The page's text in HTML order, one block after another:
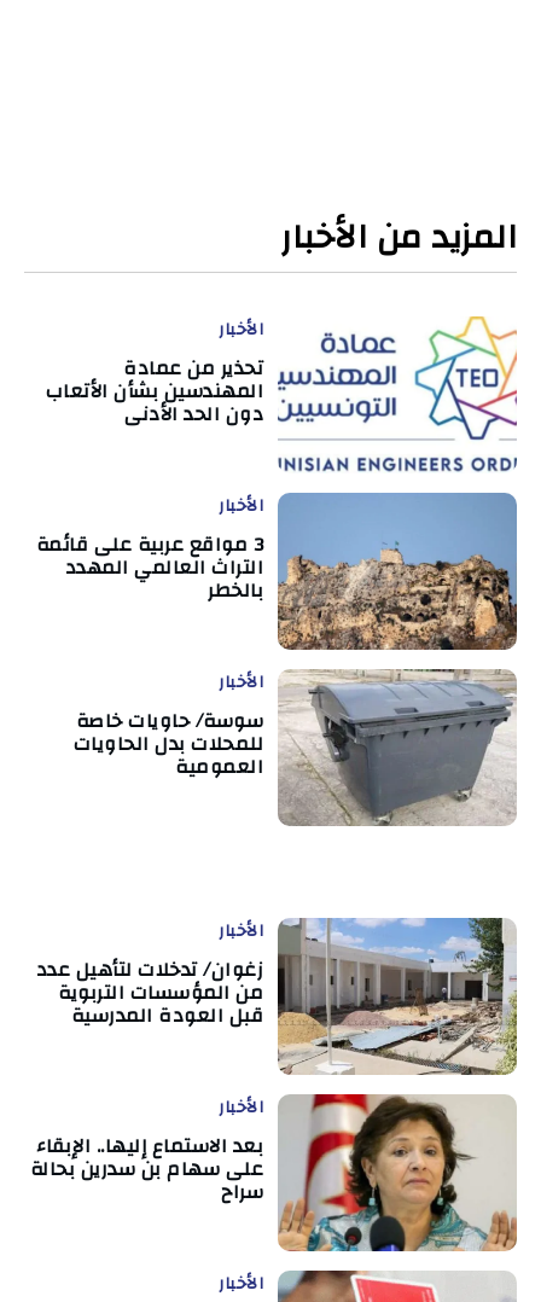
المزيد من الأخبار
الأخبار
تحذير من عمادة
المهندسين بشأن الأتعاب
دون الحد الأدنى
الأخبار
3 مواقع عربية على قائمة
التراث العالمي المهدد
بالخطر
الأخبار
سوسة/ حاويات خاصة
للمحلات بدل الحاويات
العمومية
الأخبار
زغوان/ تدخلات لتأهيل عدد
من المؤسسات التربوية
قبل العودة المدرسية
الأخبار
بعد الاستماع إليها.. الإبقاء
على سهام بن سدرين بحالة
سراح
الأخبار